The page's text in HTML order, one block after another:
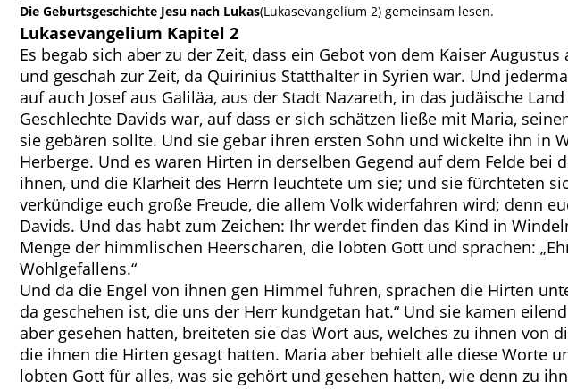
Die Geburtsgeschichte Jesu nach Lukas(Lukasevangelium 2) gemeinsam lesen.
Lukasevangelium Kapitel 2
Es begab sich aber zu der Zeit, dass ein Gebot von dem Kaiser
und geschah zur Zeit, da Quirinius Statthalter in Syrien war. Und
auf auch Josef aus Galiläa, aus der Stadt Nazareth, in das judäische
Geschlechte Davids war, auf dass er sich schätzen ließe mit Maria,
sie gebären sollte. Und sie gebar ihren ersten Sohn und wickelte ihn
Herberge. Und es waren Hirten in derselben Gegend auf dem Felde
ihnen, und die Klarheit des Herrn leuchtete um sie; und sie fürchteten
verkündige euch große Freude, die allem Volk widerfahren wird; denn
Davids. Und das habt zum Zeichen: Ihr werdet finden das Kind in
Menge der himmlischen Heerscharen, die lobten Gott und sprachen:
Wohlgefallens.“
Und da die Engel von ihnen gen Himmel fuhren, sprachen die Hirten
da geschehen ist, die uns der Herr kundgetan hat.“ Und sie kamen
aber gesehen hatten, breiteten sie das Wort aus, welches zu ihnen von
die ihnen die Hirten gesagt hatten. Maria aber behielt alle diese Worte
lobten Gott für alles, was sie gehört und gesehen hatten, wie denn zu